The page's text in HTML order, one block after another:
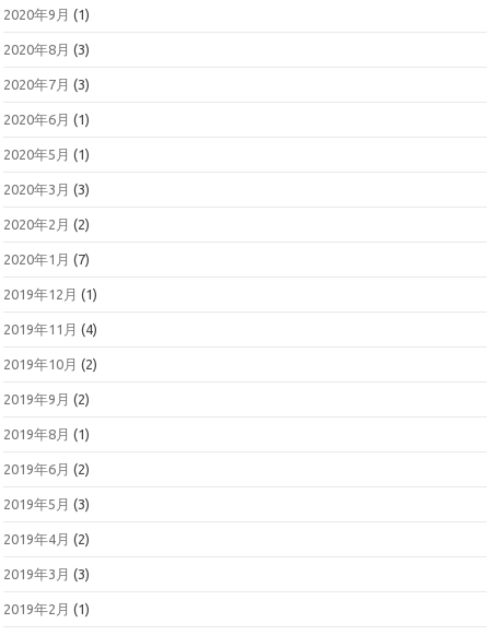
2020年9月 (1)
2020年8月 (3)
2020年7月 (3)
2020年6月 (1)
2020年5月 (1)
2020年3月 (3)
2020年2月 (2)
2020年1月 (7)
2019年12月 (1)
2019年11月 (4)
2019年10月 (2)
2019年9月 (2)
2019年8月 (1)
2019年6月 (2)
2019年5月 (3)
2019年4月 (2)
2019年3月 (3)
2019年2月 (1)